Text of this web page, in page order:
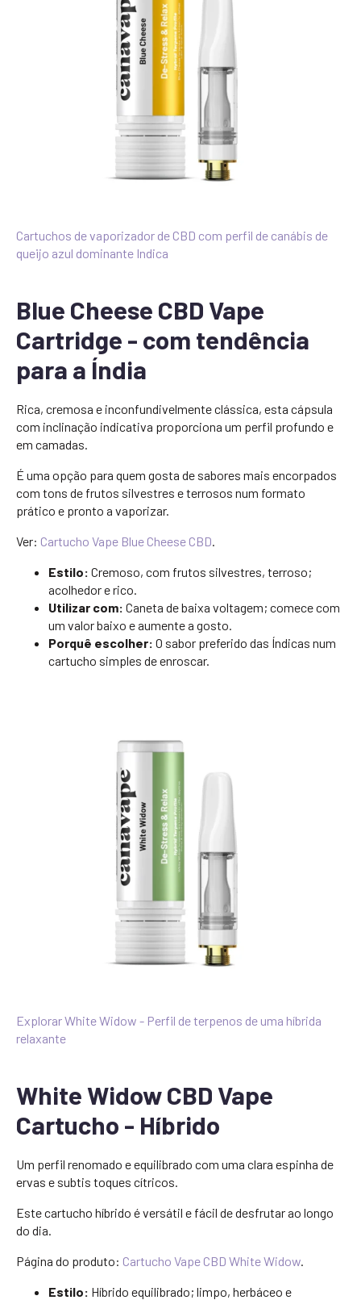
Cartuchos de vaporizador de CBD com perfil de canábis de
queijo azul dominante Indica
Blue Cheese CBD Vape
Cartridge - com tendência
para a Índia
Rica, cremosa e inconfundivelmente clássica, esta cápsula
com inclinação indicativa proporciona um perfil profundo e
em camadas.
É uma opção para quem gosta de sabores mais encorpados
com tons de frutos silvestres e terrosos num formato
prático e pronto a vaporizar.
Ver: Cartucho Vape Blue Cheese CBD.
Estilo: Cremoso, com frutos silvestres, terroso;
acolhedor e rico.
Utilizar com: Caneta de baixa voltagem; comece com
um valor baixo e aumente a gosto.
Porquê escolher: O sabor preferido das Índicas num
cartucho simples de enroscar.
Explorar White Widow - Perfil de terpenos de uma híbrida
relaxante
White Widow CBD Vape
Cartucho - Híbrido
Um perfil renomado e equilibrado com uma clara espinha de
ervas e subtis toques cítricos.
Este cartucho híbrido é versátil e fácil de desfrutar ao longo
do dia.
Página do produto: Cartucho Vape CBD White Widow.
Estilo: Híbrido equilibrado; limpo, herbáceo e